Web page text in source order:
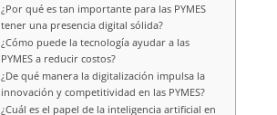
¿Por qué es tan importante para las PYMES
tener una presencia digital sólida?
¿Cómo puede la tecnología ayudar a las
PYMES a reducir costos?
¿De qué manera la digitalización impulsa la
innovación y competitividad en las PYMES?
¿Cuál es el papel de la inteligencia artificial en